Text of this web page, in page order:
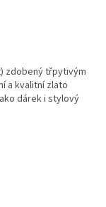
zdobený třpytivým
a kvalitní zlato
dárek i stylový